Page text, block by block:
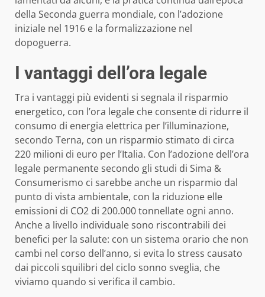
della Seconda guerra mondiale, con l’adozione
iniziale nel 1916 e la formalizzazione nel
dopoguerra.
I vantaggi dell’ora legale
Tra i vantaggi più evidenti si segnala il risparmio
energetico, con l’ora legale che consente di ridurre il
consumo di energia elettrica per l’illuminazione,
secondo Terna, con un risparmio stimato di circa
220 milioni di euro per l’Italia. Con l’adozione dell’ora
legale permanente secondo gli studi di Sima &
Consumerismo ci sarebbe anche un risparmio dal
punto di vista ambientale, con la riduzione elle
emissioni di CO2 di 200.000 tonnellate ogni anno.
Anche a livello individuale sono riscontrabili dei
benefici per la salute: con un sistema orario che non
cambi nel corso dell’anno, si evita lo stress causato
dai piccoli squilibri del ciclo sonno sveglia, che
viviamo quando si verifica il cambio.